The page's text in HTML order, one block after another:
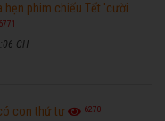
hẹn phim chiếu Tết 'cười
6771
CH
con thứ tư 6270